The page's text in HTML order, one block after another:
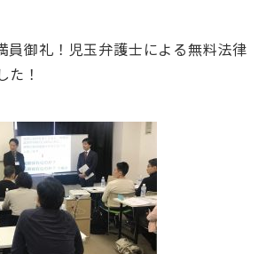
員御礼！児玉弁護士による無料法律
た！